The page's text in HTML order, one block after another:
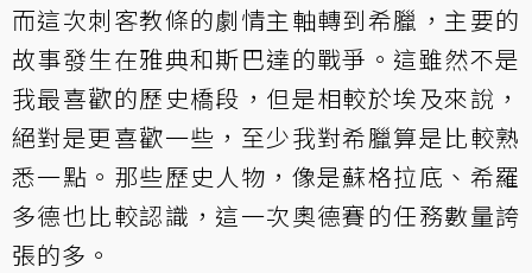
而這次刺客教條的劇情主軸轉到希臘，主要的
故事發生在雅典和斯巴達的戰爭。這雖然不是
我最喜歡的歷史橋段，但是相較於埃及來說，
絕對是更喜歡一些，至少我對希臘算是比較熟
悉一點。那些歷史人物，像是蘇格拉底、希羅
多德也比較認識，這一次奧德賽的任務數量誇
張的多。